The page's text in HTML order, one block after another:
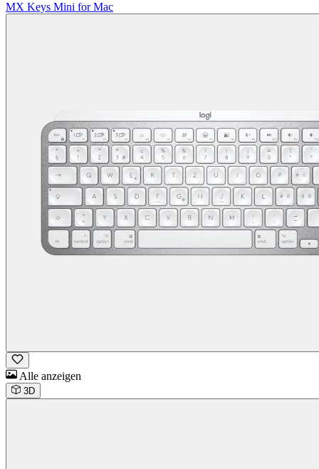
MX Keys Mini for Mac
Alle anzeigen
3D